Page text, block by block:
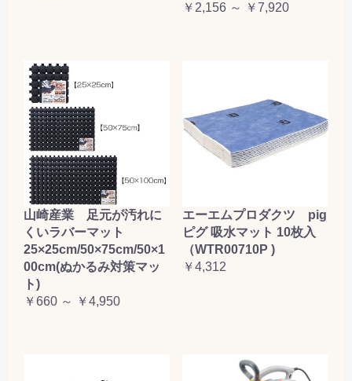
￥2,156 ～ ￥7,920
山崎産業 足元が汚れに
くいラバーマット
25×25cm/50×75cm/50×1
00cm(ぬかるみ対策マッ
ト)
￥660 ～ ￥4,950
エーエムプロダクツ pig
ピグ 吸水マット 10枚入
（WTR00710P )
￥4,312